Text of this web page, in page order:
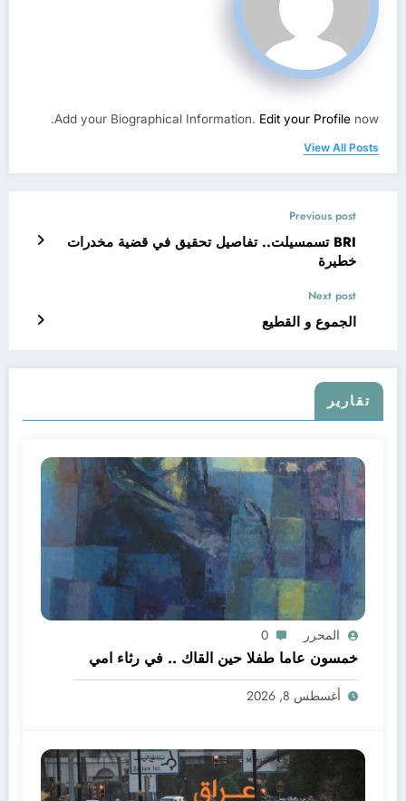
Add your Biographical Information. Edit your Profile now.
View All Posts
Previous post
BRI تسمسيلت.. تفاصيل تحقيق في قضية مخدرات
خطيرة
Next post
الجموع و القطيع
تقارير
المحرر 0
خمسون عاما طفلا حين القاك .. في رثاء امي
أغسطس 8, 2026